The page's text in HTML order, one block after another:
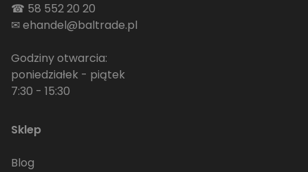
☎ 58 552 20 20
✉ehandel@baltrade.pl
Godziny otwarcia:
poniedziałek - piątek
7:30 - 15:30
Sklep
Blog